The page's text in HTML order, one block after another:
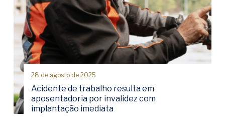
28 de agosto de 2025
Acidente de trabalho resulta em
aposentadoria por invalidez com
implantação imediata